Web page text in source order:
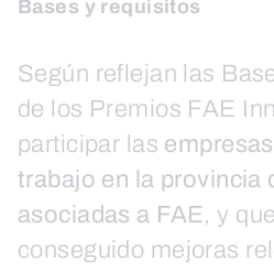
Bases y requisitos
Según reflejan las
de los Premios FAE
participar las
trabajo en la provincia
asociadas a FAE, y
conseguido mejoras